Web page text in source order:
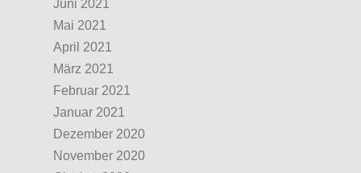
Juni 2021
Mai 2021
April 2021
März 2021
Februar 2021
Januar 2021
Dezember 2020
November 2020